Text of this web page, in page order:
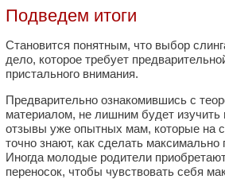
Подведем итоги
Становится понятным, что выбор
дело, которое требует
пристального внимания.
Предварительно ознакомившись с
материалом, не лишним будет изучить
отзывы уже опытных мам, которые на
точно знают, как сделать
Иногда молодые родители
переносок, чтобы чувствовать себя